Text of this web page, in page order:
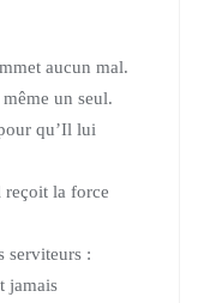
aucun mal.
un seul.
qu’Il lui
reçoit la force
serviteurs­ :
jamais